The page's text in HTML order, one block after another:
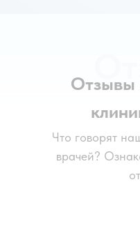
Отзывы
Что говорят
врачей?